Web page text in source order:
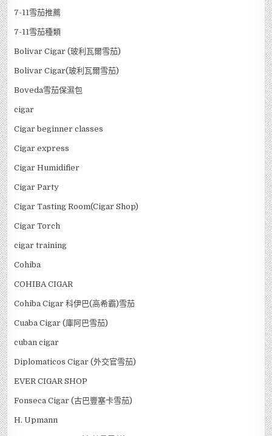
7-11雪茄推薦
7-11雪茄種類
Bolivar Cigar (玻利瓦爾雪茄)
Bolivar Cigar(玻利瓦爾雪茄)
Boveda雪茄保濕包
cigar
Cigar beginner classes
Cigar express
Cigar Humidifier
Cigar Party
Cigar Tasting Room(Cigar Shop)
Cigar Torch
cigar training
Cohiba
COHIBA CIGAR
Cohiba Cigar 科伊巴(高希霸)雪茄
Cuaba Cigar (庫阿巴雪茄)
cuban cigar
Diplomaticos Cigar (外交官雪茄)
EVER CIGAR SHOP
Fonseca Cigar (古巴豐塞卡雪茄)
H. Upmann